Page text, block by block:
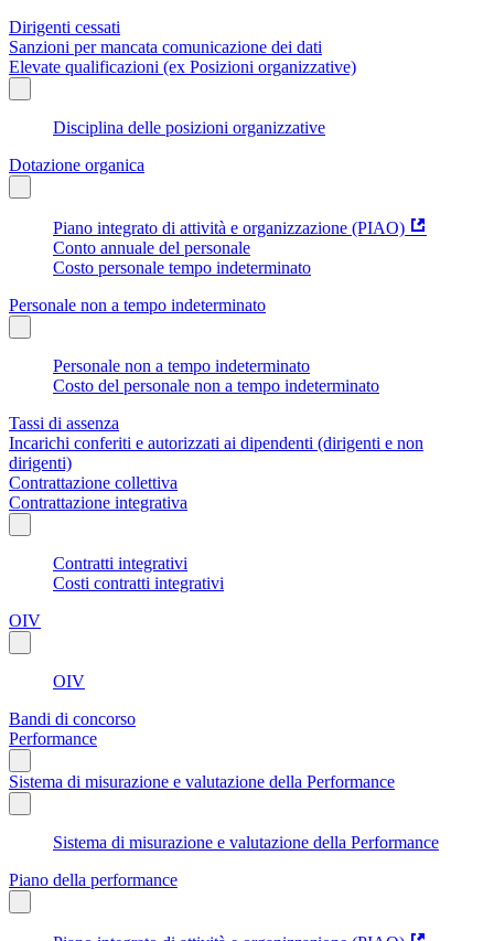
Dirigenti cessati
Sanzioni per mancata comunicazione dei dati
Elevate qualificazioni (ex Posizioni organizzative)
Disciplina delle posizioni organizzative
Dotazione organica
Piano integrato di attività e organizzazione (PIAO)
Conto annuale del personale
Costo personale tempo indeterminato
Personale non a tempo indeterminato
Personale non a tempo indeterminato
Costo del personale non a tempo indeterminato
Tassi di assenza
Incarichi conferiti e autorizzati ai dipendenti (dirigenti e non
dirigenti)
Contrattazione collettiva
Contrattazione integrativa
Contratti integrativi
Costi contratti integrativi
OIV
OIV
Bandi di concorso
Performance
Sistema di misurazione e valutazione della Performance
Sistema di misurazione e valutazione della Performance
Piano della performance